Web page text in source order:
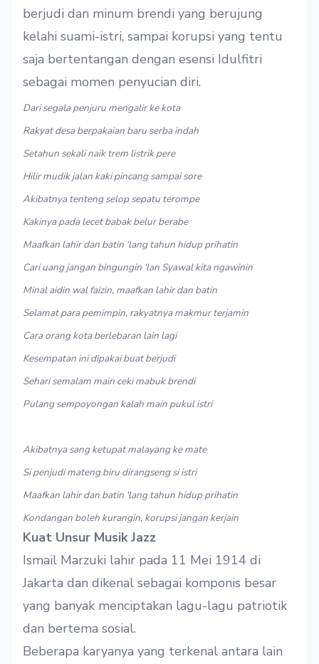
berjudi dan minum brendi yang berujung
kelahi suami-istri, sampai korupsi yang tentu
saja bertentangan dengan esensi Idulfitri
sebagai momen penyucian diri.
Dari segala penjuru mengalir ke kota
Rakyat desa berpakaian baru serba indah
Setahun sekali naik trem listrik pere
Hilir mudik jalan kaki pincang sampai sore
Akibatnya tenteng selop sepatu terompe
Kakinya pada lecet babak belur berabe
Maafkan lahir dan batin ‘lang tahun hidup prihatin
Cari uang jangan bingungin ‘lan Syawal kita ngawinin
Minal aidin wal faizin, maafkan lahir dan batin
Selamat para pemimpin, rakyatnya makmur terjamin
Cara orang kota berlebaran lain lagi
Kesempatan ini dipakai buat berjudi
Sehari semalam main ceki mabuk brendi
Pulang sempoyongan kalah main pukul istri
Akibatnya sang ketupat malayang ke mate
Si penjudi mateng biru dirangseng si istri
Maafkan lahir dan batin ‘lang tahun hidup prihatin
Kondangan boleh kurangin, korupsi jangan kerjain
Kuat Unsur Musik Jazz
Ismail Marzuki lahir pada 11 Mei 1914 di
Jakarta dan dikenal sebagai komponis besar
yang banyak menciptakan lagu-lagu patriotik
dan bertema sosial.
Beberapa karyanya yang terkenal antara lain